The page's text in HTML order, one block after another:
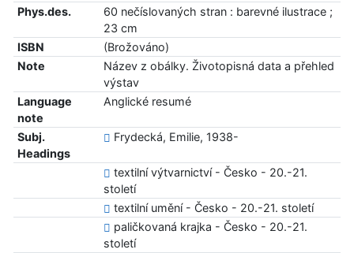
Phys.des.
60 nečíslovaných stran : barevné ilustrace ;
23 cm
ISBN
(Brožováno)
Note
Název z obálky. Životopisná data a přehled
výstav
Language
note
Anglické resumé
Subj.
Headings
Frydecká, Emilie, 1938-
textilní výtvarnictví - Česko - 20.-21.
století
textilní umění - Česko - 20.-21. století
paličkovaná krajka - Česko - 20.-21.
století